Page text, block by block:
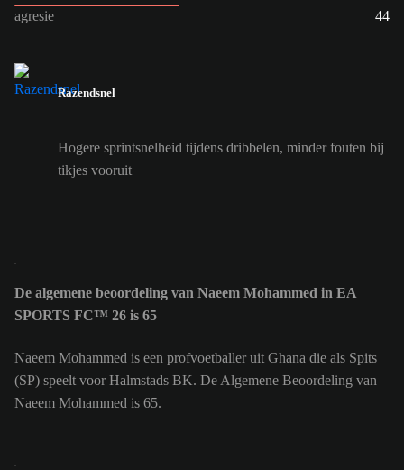
agresie
44
Razendsnel
Hogere sprintsnelheid tijdens dribbelen, minder fouten bij
tikjes vooruit
De algemene beoordeling van Naeem Mohammed in EA
SPORTS FC™ 26 is 65
Naeem Mohammed is een profvoetballer uit Ghana die als Spits
(SP) speelt voor Halmstads BK. De Algemene Beoordeling van
Naeem Mohammed is 65.